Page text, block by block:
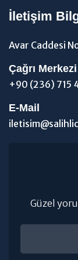
İletişim
Avar Caddesi
Çağrı Merkezi
+90 (236) 715
E-Mail
Güzel